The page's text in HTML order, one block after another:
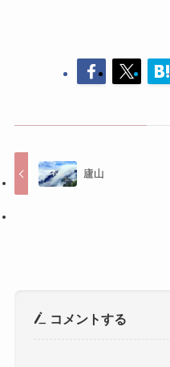
廬山
コメントする